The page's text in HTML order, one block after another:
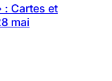
: Cartes et
mai